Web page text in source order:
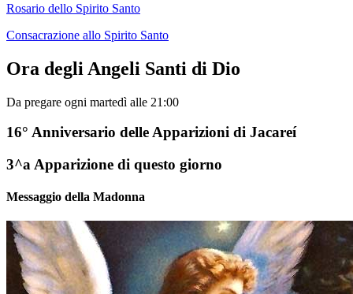
Rosario dello Spirito Santo
Consacrazione allo Spirito Santo
Ora degli Angeli Santi di Dio
Da pregare ogni martedì alle 21:00
16° Anniversario delle Apparizioni di Jacareí
3^a Apparizione di questo giorno
Messaggio della Madonna